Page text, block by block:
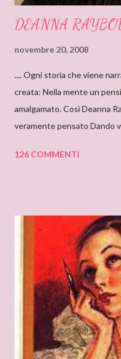
DEANNA
novembre 20, 2008
.... Ogni storia che viene
creata: Nella mente un
amalgamato. Così Deanna
veramente pensato Dando
RAYBOURN Ciao Deanna,
molto affascinante, con un
un’ambientazione
un’antica abbazia, niente
romanzi gotici con così
soprannaturali. Hi, Deanna,
very proud to interview an
reading “Silent in the
intriguing, with a
126 COMMENTI